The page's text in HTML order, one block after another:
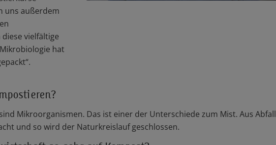
uns außerdem
vielfältige
hat
Mikroorganismen. Das ist einer der Unterschiede zum Mist. Aus Abfall
und so wird der Naturkreislauf geschlossen.